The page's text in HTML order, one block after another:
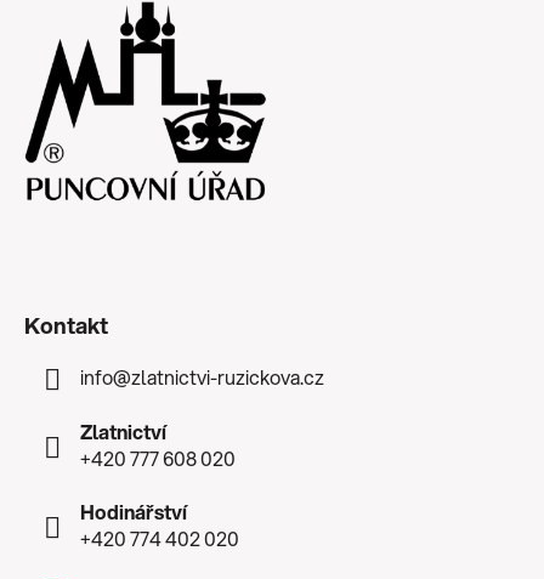
Kontakt
info@zlatnictvi-ruzickova.cz
Zlatnictví
+420 777 608 020
Hodinářství
+420 774 402 020